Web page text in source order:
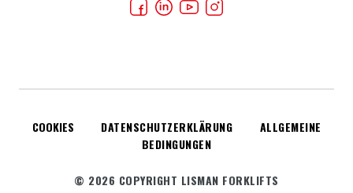
COOKIES DATENSCHUTZERKLÄRUNG
ALLGEMEINE
BEDINGUNGEN
© 2026 COPYRIGHT LISMAN FORKLIFTS